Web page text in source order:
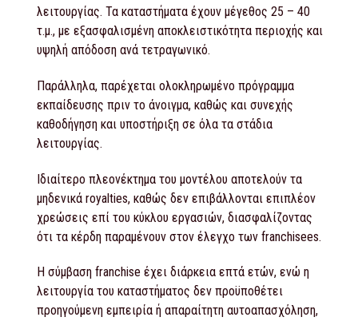
λειτουργίας. Τα καταστήματα έχουν μέγεθος 25 – 40
τ.μ., με εξασφαλισμένη αποκλειστικότητα περιοχής και
υψηλή απόδοση ανά τετραγωνικό.
Παράλληλα, παρέχεται ολοκληρωμένο πρόγραμμα
εκπαίδευσης πριν το άνοιγμα, καθώς και συνεχής
καθοδήγηση και υποστήριξη σε όλα τα στάδια
λειτουργίας.
Ιδιαίτερο πλεονέκτημα του μοντέλου αποτελούν τα
μηδενικά royalties, καθώς δεν επιβάλλονται επιπλέον
χρεώσεις επί του κύκλου εργασιών, διασφαλίζοντας
ότι τα κέρδη παραμένουν στον έλεγχο των franchisees.
Η σύμβαση franchise έχει διάρκεια επτά ετών, ενώ η
λειτουργία του καταστήματος δεν προϋποθέτει
προηγούμενη εμπειρία ή απαραίτητη αυτοαπασχόληση,